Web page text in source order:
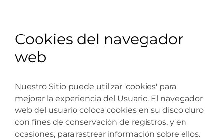
Cookies del navegador
web
Nuestro Sitio puede utilizar 'cookies' para
mejorar la experiencia del Usuario. El navegador
web del usuario coloca cookies en su disco duro
con fines de conservación de registros, y en
ocasiones, para rastrear información sobre ellos.